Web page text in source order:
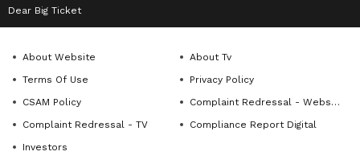
Dear Big Ticket
About Website
About Tv
Terms Of Use
Privacy Policy
CSAM Policy
Complaint Redressal - Website
Complaint Redressal - TV
Compliance Report Digital
Investors